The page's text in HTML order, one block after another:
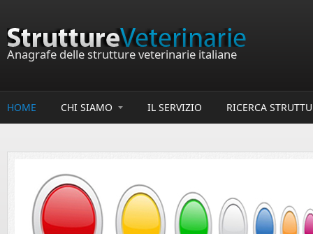
Anagrafe delle strutture veterinarie italiane
HOME CHI SIAMO IL SERVIZIO RICERCA